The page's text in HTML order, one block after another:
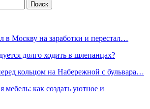
в Москву на заработки и перестал…
долго ходить в шлепанцах?
кольцом на Набережной с бульвара…
мебель: как создать уютное и